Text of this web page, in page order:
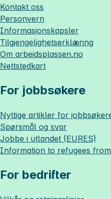
Kontakt oss
Personvern
Informasjonskapsler
Tilgjengelighetserklæring
Om arbeidsplassen.no
Nettstedkart
For jobbsøkere
Nyttige artikler for
Spørsmål og svar
Jobbe i utlandet (EURES)
Information to refugees
For bedrifter